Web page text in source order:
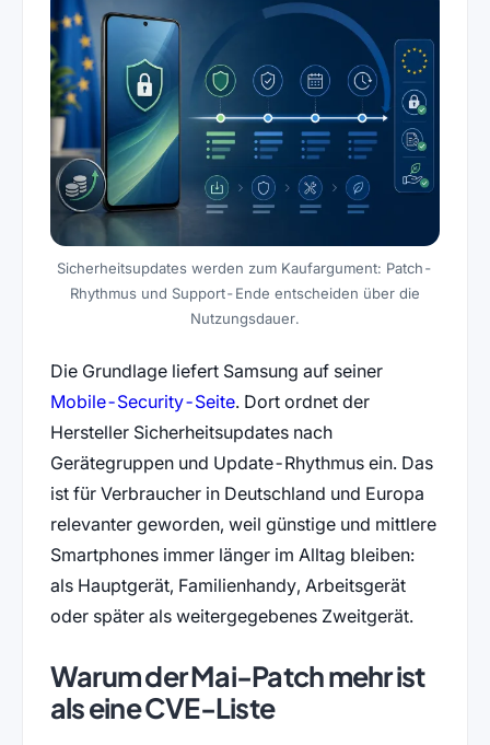
Sicherheitsupdates werden zum Kaufargument: Patch-
Rhythmus und Support-Ende entscheiden über die
Nutzungsdauer.
Die Grundlage liefert Samsung auf seiner
Mobile-Security-Seite(öffnet in neuem Tab)
. Dort ordnet der
Hersteller Sicherheitsupdates nach
Gerätegruppen und Update-Rhythmus ein. Das
ist für Verbraucher in Deutschland und Europa
relevanter geworden, weil günstige und mittlere
Smartphones immer länger im Alltag bleiben:
als Hauptgerät, Familienhandy, Arbeitsgerät
oder später als weitergegebenes Zweitgerät.
Warum der Mai-Patch mehr ist
als eine CVE-Liste